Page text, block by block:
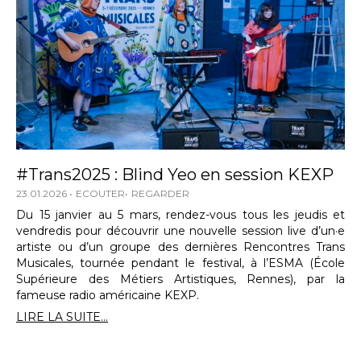
#Trans2025 : Blind Yeo en session KEXP
23.01.2026 ECOUTER REGARDER
Du 15 janvier au 5 mars, rendez-vous tous les jeudis et
vendredis pour découvrir une nouvelle session live d’un·e
artiste ou d’un groupe des dernières Rencontres Trans
Musicales, tournée pendant le festival, à l’ESMA (École
Supérieure des Métiers Artistiques, Rennes), par la
fameuse radio américaine KEXP.
LIRE LA SUITE...